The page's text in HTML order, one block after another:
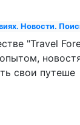
Новости.
"Travel
свои путеше